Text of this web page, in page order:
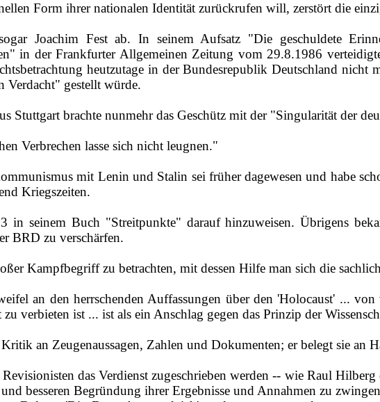
Form ihrer nationalen Identität zurückrufen will, zerstört die
Joachim Fest ab. In seinem Aufsatz "Die geschuldete
in der Frankfurter Allgemeinen Zeitung vom 29.8.1986
heutzutage in der Bundesrepublik Deutschland nicht
Verdacht" gestellt würde.
Stuttgart brachte nunmehr das Geschütz mit der "Singularität der
Verbrechen lasse sich nicht leugnen."
mit Lenin und Stalin sei früher dagewesen und habe
Kriegszeiten.
seinem Buch "Streitpunkte" darauf hinzuweisen. Übrigens
BRD zu verschärfen.
Kampfbegriff zu betrachten, mit dessen Hilfe man sich die
an den herrschenden Auffassungen über den 'Holocaust' ...
verbieten ist ... ist als ein Anschlag gegen das Prinzip der
an Zeugenaussagen, Zahlen und Dokumenten; er belegt sie an
das Verdienst zugeschrieben werden ‑‑ wie Raul
besseren Begründung ihrer Ergebnisse und Annahmen zu